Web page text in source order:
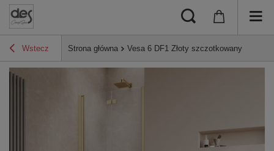
Wstecz Strona główna Vesa 6 DF1 Złoty szczotkowany